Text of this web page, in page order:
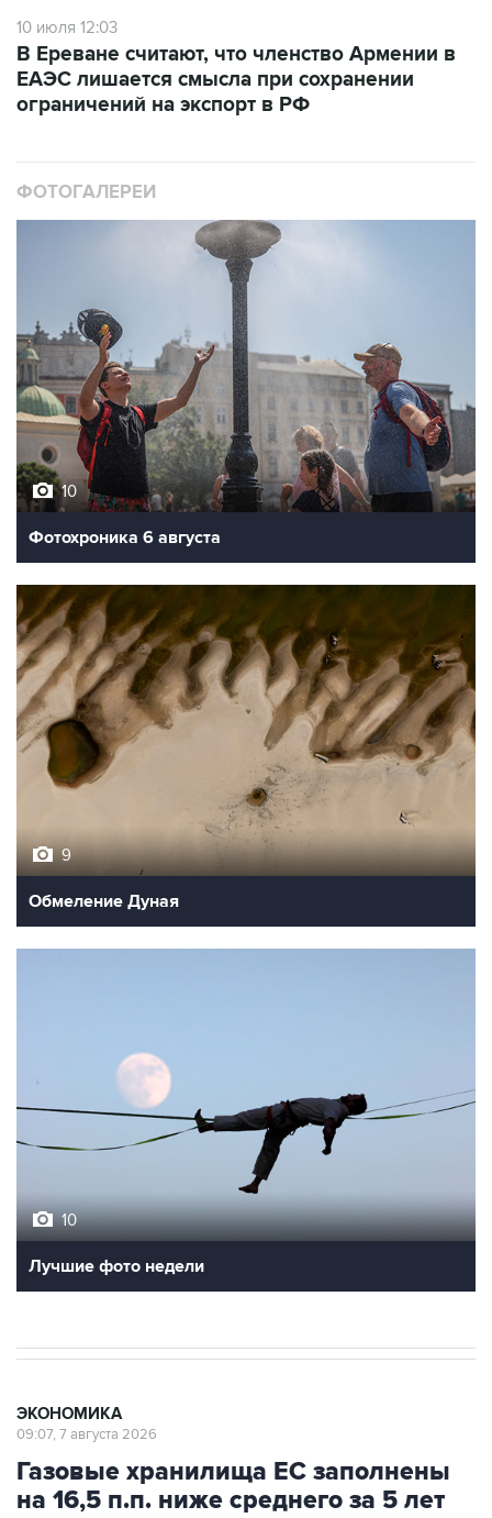
10 июля 12:03
В Ереване считают, что членство Армении в
ЕАЭС лишается смысла при сохранении
ограничений на экспорт в РФ
ФОТОГАЛЕРЕИ
10
Фотохроника 6 августа
9
Обмеление Дуная
10
Лучшие фото недели
ЭКОНОМИКА
09:07, 7 августа 2026
Газовые хранилища ЕС заполнены
на 16,5 п.п. ниже среднего за 5 лет